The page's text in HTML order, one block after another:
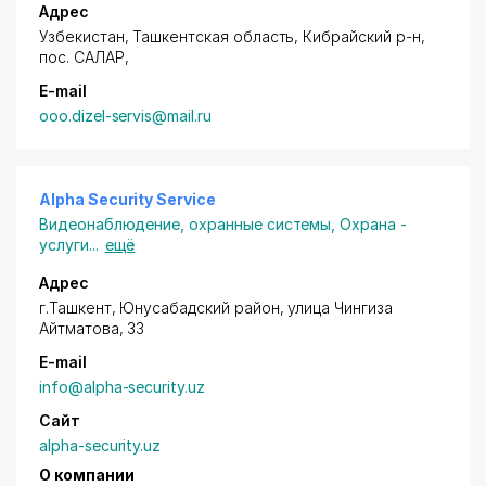
Адрес
Узбекистан, Ташкентская область, Кибрайский р-н,
пос. САЛАР,
E-mail
ooo.dizel-servis@mail.ru
Alpha Security Service
Видеонаблюдение, охранные системы ,Охрана -
услуги... ещё
Адрес
г.Ташкент, Юнусабадский район, улица Чингиза
Айтматова, 33
E-mail
info@alpha-security.uz
Сайт
alpha-security.uz
О компании